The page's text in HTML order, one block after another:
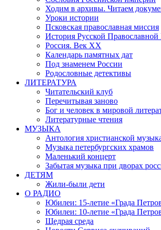
Ходим в архивы. Читаем
Уроки истории
Псковская православная миссия
История Русской
Россия. Век ХХ
Календарь памятных дат
Под знаменем России
Родословные детективы
ЛИТЕРАТУРА
Читательский клуб
Перечитывая заново
Бог и человек в мировой
Литературные чтения
МУЗЫКА
Антология христианской
Музыка петербургских храмов
Маленький концерт
Забытая музыка при дворах
ДЕТЯМ
Жили-были дети
О РАДИО
Юбилеи: 15-летие «Града
Юбилеи: 10-летие «Града
Щедрая среда